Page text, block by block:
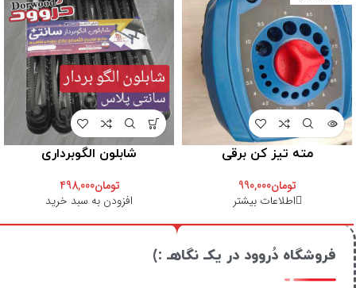
مته تیز کن برقی
تومان990,000
اطلاعات بیشتر
شابلون الگوبرداری
تومان498,000
افزودن به سبد خرید
فروشگاه دُروود در یکـ نگاهـ :)